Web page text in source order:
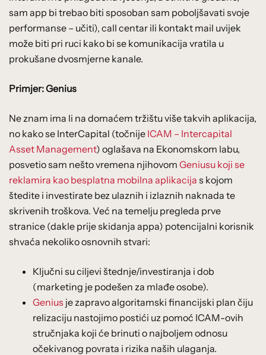
sam app bi trebao biti sposoban sam poboljšavati svoje
performanse – učiti), call centar ili kontakt mail uvijek
može biti pri ruci kako bi se komunikacija vratila u
prokušane dvosmjerne kanale.
Primjer: Genius
Ne znam ima li na domaćem tržištu više takvih aplikacija,
no kako se InterCapital (točnije ICAM – Intercapital
Asset Management) oglašava na Ekonomskom labu,
posvetio sam nešto vremena njihovom Geniusu koji se
reklamira kao besplatna mobilna aplikacija s kojom
štedite i investirate bez ulaznih i izlaznih naknada te
skrivenih troškova. Već na temelju pregleda prve
stranice (dakle prije skidanja appa) potencijalni korisnik
shvaća nekoliko osnovnih stvari:
Ključni su ciljevi štednje/investiranja i dob
(marketing je podešen za mlađe osobe).
Genius je zapravo algoritamski financijski plan čiju
relizaciju nastojimo postići uz pomoć ICAM-ovih
stručnjaka koji će brinuti o najboljem odnosu
očekivanog povrata i rizika naših ulaganja.